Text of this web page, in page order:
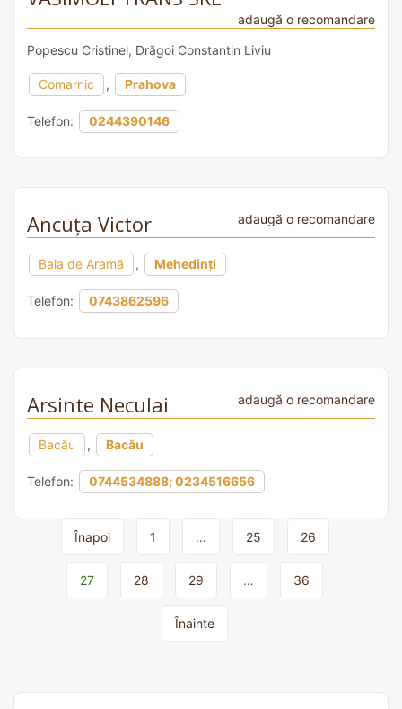
adaugă o recomandare
Popescu Cristinel, Drăgoi Constantin Liviu
Comarnic , Prahova
Telefon: 0244390146
Ancuța Victor adaugă o recomandare
Baia de Aramă , Mehedinți
Telefon: 0743862596
Arsinte Neculai adaugă o recomandare
Bacău , Bacău
Telefon: 0744534888; 0234516656
PageÎnapoi 1 … 25 26
27 28 29 … 36
Înainte